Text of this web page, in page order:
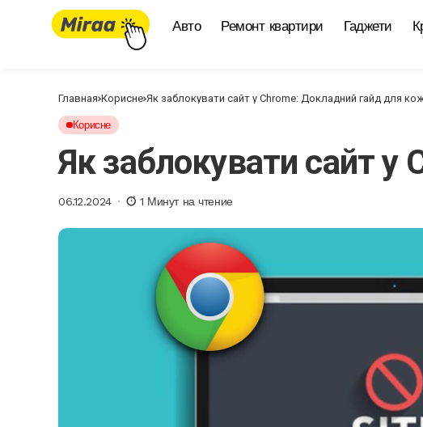
Авто Ремонт квартири Гаджети
Главная Корисне Як заблокувати сайт у Chrome: Докладний гайд для
Корисне
Як заблокувати сайт
06.12.2024 1 Минут на чтение